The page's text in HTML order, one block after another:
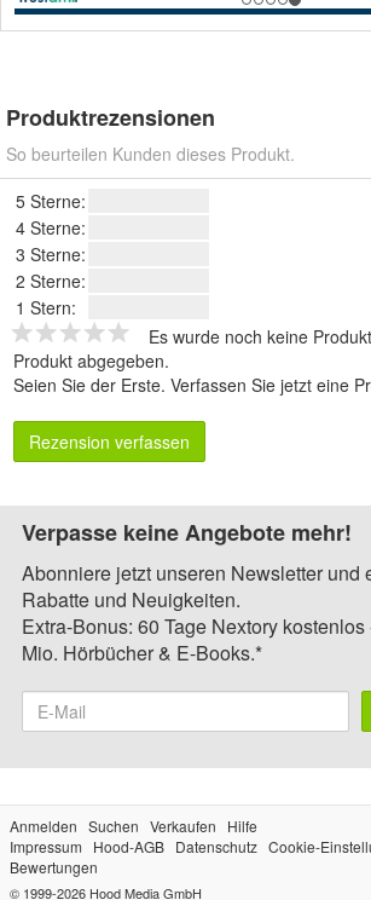
Produktrezensionen
So beurteilen Kunden dieses Produkt.
5 Sterne:
4 Sterne:
3 Sterne:
2 Sterne:
1 Stern:
Es wurde noch keine
Produkt abgegeben.
Seien Sie der Erste. Verfassen Sie jetzt eine
Rezension verfassen
Verpasse keine Angebote mehr!
Abonniere jetzt unseren Newsletter und
Rabatte und Neuigkeiten.
Extra-Bonus: 60 Tage Nextory
Mio. Hörbücher & E-Books.*
Anmelden Suchen Verkaufen
Hilfe
Impressum
Hood-AGB Datenschutz Cookie-
Bewertungen
© 1999-2026 Hood Media GmbH